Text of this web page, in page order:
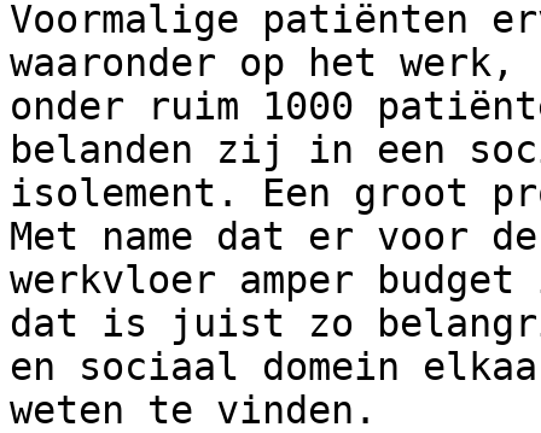
Voormalige patiënten
waaronder op het
onder ruim 1000
belanden zij in een
isolement. Een groot
Met name dat er voor
werkvloer amper
dat is juist zo
en sociaal domein
weten te vinden.